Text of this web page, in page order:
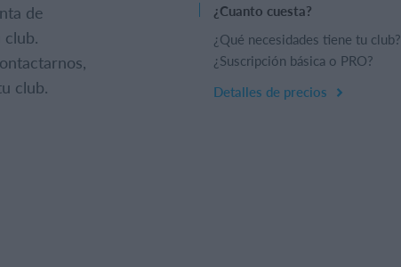
de
club.
¿Cuanto cuesta?
¿Qué necesidades tiene tu club?
¿Suscripción básica o PRO?
Detalles de precios